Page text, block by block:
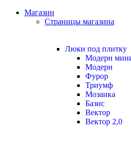
Магазин
Страницы магазина
Люки под плитку
Модерн
Модерн
Фурор
Триумф
Мозаика
Базис
Вектор
Вектор 2,0